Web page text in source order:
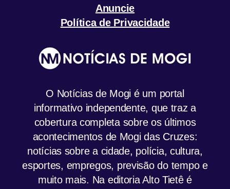
Anuncie
Política de Privacidade
O Notícias de Mogi é um portal
informativo independente, que traz a
cobertura completa sobre os últimos
acontecimentos de Mogi das Cruzes:
notícias sobre a cidade, polícia, cultura,
esportes, empregos, previsão do tempo e
muito mais. Na editoria Alto Tietê é